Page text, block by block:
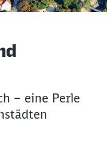
– eine Perle